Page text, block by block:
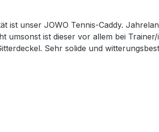
ist unser JOWO Tennis-Caddy.
umsonst ist dieser vor allem bei
Sehr solide und